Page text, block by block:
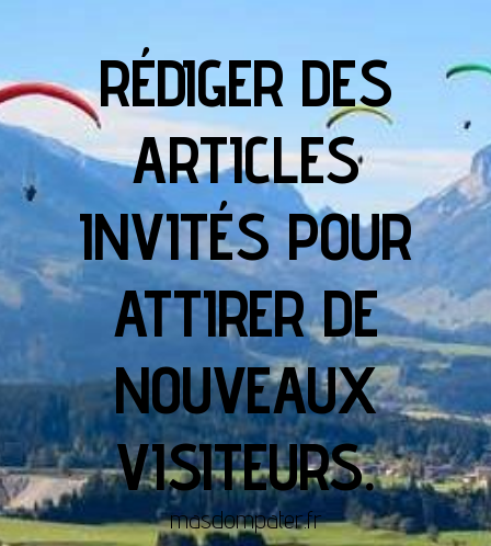
RÉDIGER DES
ARTICLES
INVITÉS POUR
ATTIRER DE
NOUVEAUX
VISITEURS.
masdompater.fr